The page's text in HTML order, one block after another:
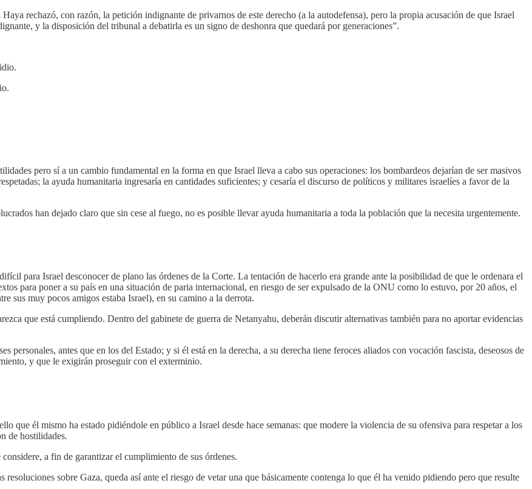
rechazó, con razón, la petición indignante de privarnos de este derecho (a la autodefensa), pero la propia acusación de que Israel
y la disposición del tribunal a debatirla es un signo de deshonra que quedará por generaciones”.
pero sí a un cambio fundamental en la forma en que Israel lleva a cabo sus operaciones: los bombardeos dejarían de ser masivos
la ayuda humanitaria ingresaría en cantidades suficientes; y cesaría el discurso de políticos y militares israelíes a favor de la
han dejado claro que sin cese al fuego, no es posible llevar ayuda humanitaria a toda la población que la necesita urgentemente.
para Israel desconocer de plano las órdenes de la Corte. La tentación de hacerlo era grande ante la posibilidad de que le ordenara el
para poner a su país en una situación de paria internacional, en riesgo de ser expulsado de la ONU como lo estuvo, por 20 años, el
sus muy pocos amigos estaba Israel), en su camino a la derrota.
que está cumpliendo. Dentro del gabinete de guerra de Netanyahu, deberán discutir alternativas también para no aportar evidencias
personales, antes que en los del Estado; y si él está en la derecha, a su derecha tiene feroces aliados con vocación fascista, deseosos de
y que le exigirán proseguir con el exterminio.
que él mismo ha estado pidiéndole en público a Israel desde hace semanas: que modere la violencia de su ofensiva para respetar a los
de hostilidades.
a fin de garantizar el cumplimiento de sus órdenes.
sobre Gaza, queda así ante el riesgo de vetar una que básicamente contenga lo que él ha venido pidiendo pero que resulte